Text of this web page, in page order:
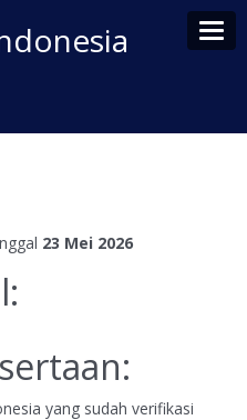
23 Mei 2026
yang sudah verifikasi